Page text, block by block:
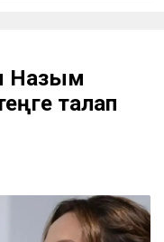
Назым
талап